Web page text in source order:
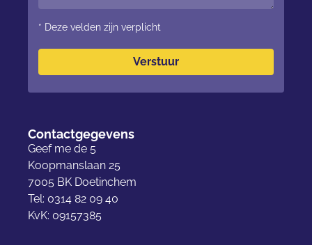
* Deze velden zijn verplicht
Verstuur
Contactgegevens
Geef me de 5
Koopmanslaan 25
7005 BK Doetinchem
Tel: 0314 82 09 40
KvK: 09157385